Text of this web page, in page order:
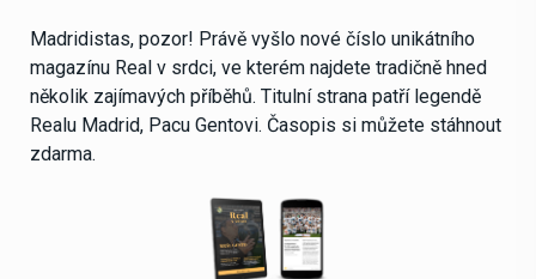
Madridistas, pozor! Právě vyšlo nové číslo unikátního
magazínu Real v srdci, ve kterém najdete tradičně hned
několik zajímavých příběhů. Titulní strana patří legendě
Realu Madrid, Pacu Gentovi. Časopis si můžete stáhnout
zdarma.